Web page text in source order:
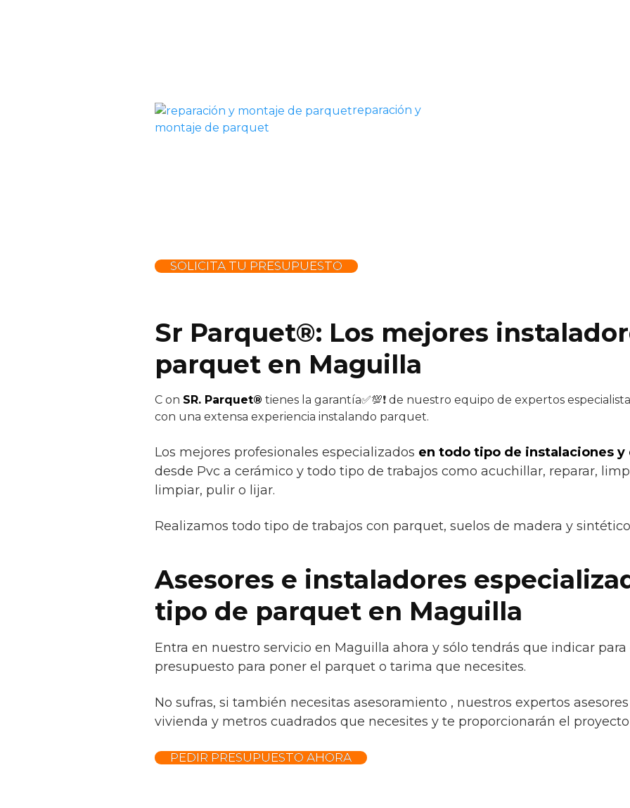
reparación y
montaje de parquet
SOLICITA TU PRESUPUESTO
Sr Parquet®: Los mejores
parquet en Maguilla
C on SR. Parquet® tienes la garantía✅💯❗ de nuestro equipo de expertos
con una extensa experiencia instalando parquet.
Los mejores profesionales especializados en todo tipo de instalaciones
desde Pvc a cerámico y todo tipo de trabajos como acuchillar, reparar,
limpiar, pulir o lijar.
Realizamos todo tipo de trabajos con parquet, suelos de madera y
Asesores e instaladores
tipo de parquet en Maguilla
Entra en nuestro servicio en Maguilla ahora y sólo tendrás que indicar para
presupuesto para poner el parquet o tarima que necesites.
No sufras, si también necesitas asesoramiento , nuestros expertos
vivienda y metros cuadrados que necesites y te proporcionarán el
PEDIR PRESUPUESTO AHORA